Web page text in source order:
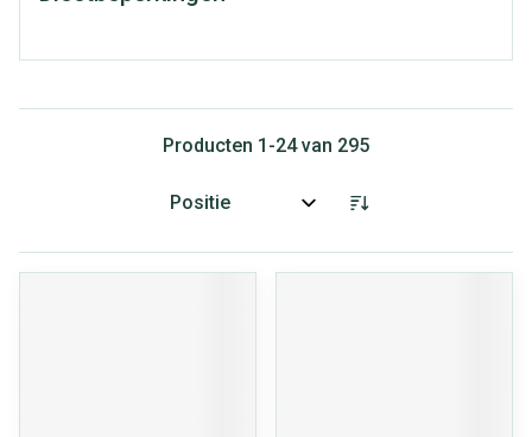
Producten 1 -24van 295
Sorteer op: